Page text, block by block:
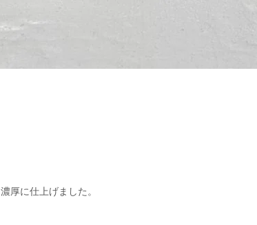
厚に仕上げました。